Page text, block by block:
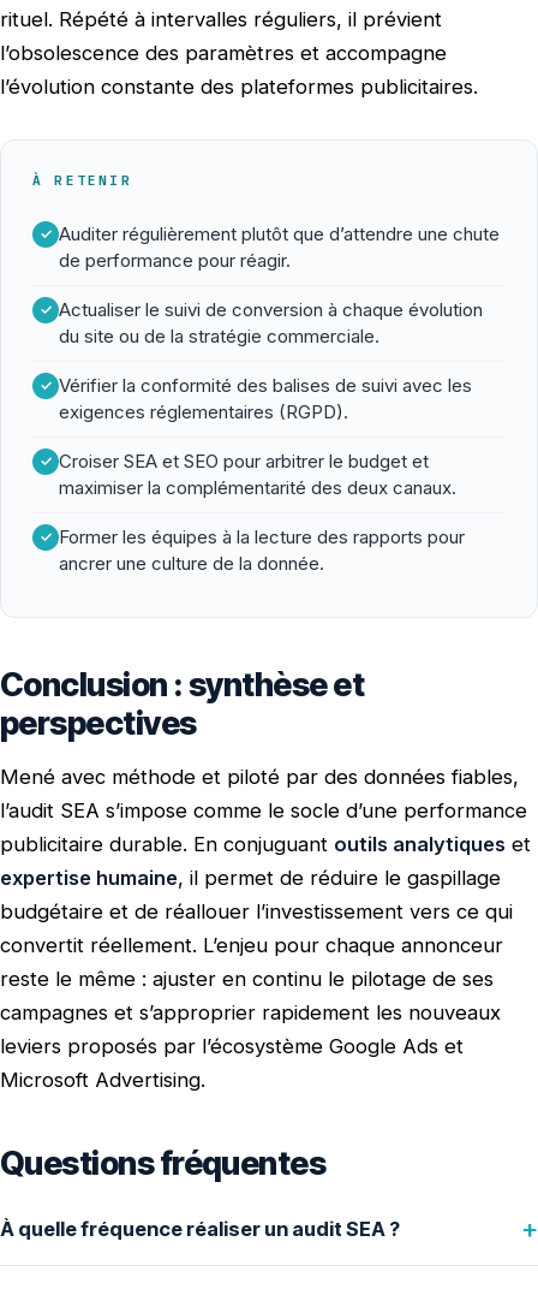
rituel. Répété à intervalles réguliers, il prévient
l’obsolescence des paramètres et accompagne
l’évolution constante des plateformes publicitaires.
À RETENIR
Auditer régulièrement plutôt que d’attendre une chute
de performance pour réagir.
Actualiser le suivi de conversion à chaque évolution
du site ou de la stratégie commerciale.
Vérifier la conformité des balises de suivi avec les
exigences réglementaires (RGPD).
Croiser SEA et SEO pour arbitrer le budget et
maximiser la complémentarité des deux canaux.
Former les équipes à la lecture des rapports pour
ancrer une culture de la donnée.
Conclusion : synthèse et
perspectives
Mené avec méthode et piloté par des données fiables,
l’audit SEA s’impose comme le socle d’une performance
publicitaire durable. En conjuguant outils analytiques et
expertise humaine, il permet de réduire le gaspillage
budgétaire et de réallouer l’investissement vers ce qui
convertit réellement. L’enjeu pour chaque annonceur
reste le même : ajuster en continu le pilotage de ses
campagnes et s’approprier rapidement les nouveaux
leviers proposés par l’écosystème Google Ads et
Microsoft Advertising.
Questions fréquentes
À quelle fréquence réaliser un audit SEA ?